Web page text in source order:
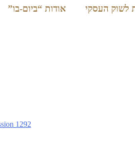
לשוק העסקי אודות “ביום-בו”
1292